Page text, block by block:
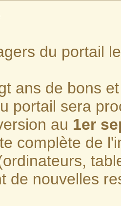
du portail
ans de bons
portail sera
au 1er
complète de
de nouvelles